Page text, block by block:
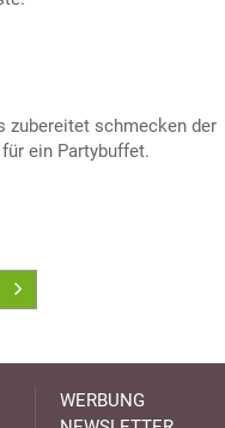
zubereitet schmecken der
ein Partybuffet.
WERBUNG